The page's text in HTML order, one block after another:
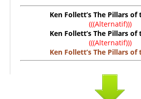
Ken Follett’s The Pillars of
(((Alternatif)))
Ken Follett’s The Pillars of
(((Alternatif)))
Ken Follett’s The Pillars of